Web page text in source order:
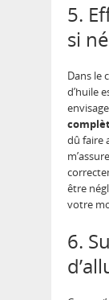
5.
si
Dans le
d’huile
dû faire
être
votre
6.